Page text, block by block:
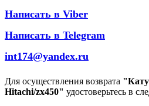
Написать в Viber
Написать в Telegram
int174@yandex.ru
Для осуществления возврата
Hitachi/zx450" удостоверьтесь в